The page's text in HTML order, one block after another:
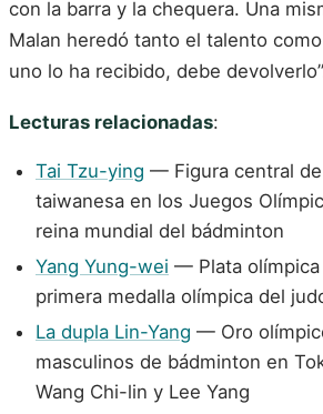
con la barra y la chequera. Una
Malan heredó tanto el talento
uno lo ha recibido, debe
Lecturas relacionadas:
Tai Tzu-ying — Figura central
taiwanesa en los Juegos
reina mundial del bádminton
Yang Yung-wei — Plata
primera medalla olímpica del
La dupla Lin-Yang — Oro
masculinos de bádminton en
Wang Chi-lin y Lee Yang